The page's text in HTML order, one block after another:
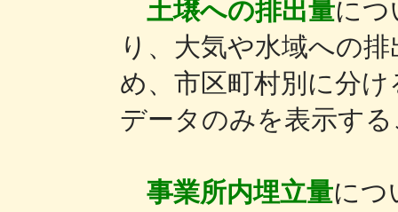
土壌への排出量に
り、大気や水域への
め、市区町村別に分
データのみを表示す
事業所内埋立量につ